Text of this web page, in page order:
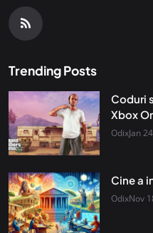
Trending Posts
Coduri
Xbox
OdixJan
Cine a
OdixNov